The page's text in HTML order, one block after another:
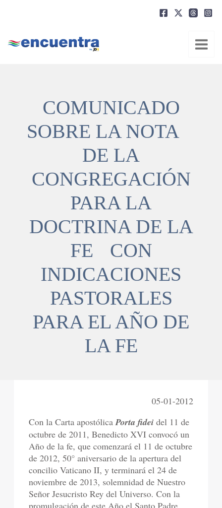
COMUNICADO
SOBRE LA NOTA
DE LA
CONGREGACIÓN
PARA LA
DOCTRINA DE LA
FE CON
INDICACIONES
PASTORALES
PARA EL AÑO DE
LA FE
05-01-2012
Con la Carta apostólicaPorta fidei del 11 de
octubre de 2011, Benedicto XVI convocó un
Año de la fe, que comenzará el 11 de octubre
de 2012, 50° aniversario de la apertura del
concilio Vaticano II, y terminará el 24 de
noviembre de 2013, solemnidad de Nuestro
Señor Jesucristo Rey del Universo. Con la
promulgación de este Año el Santo Padre